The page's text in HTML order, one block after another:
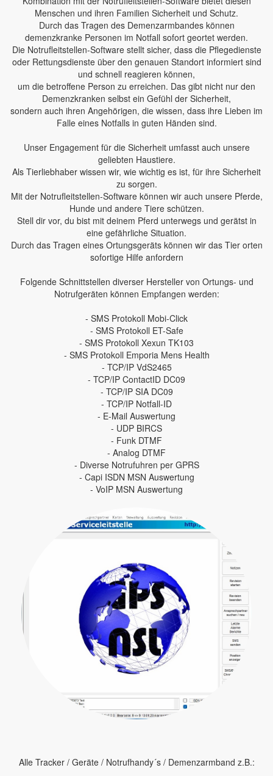
Menschen und ihren Familien Sicherheit und Schutz.
Durch das Tragen des Demenzarmbandes können
demenzkranke Personen im Notfall sofort geortet werden.
Die Notrufleitstellen-Software stellt sicher, dass die Pflegedienste
oder Rettungsdienste über den genauen Standort informiert sind
und schnell reagieren können,
um die betroffene Person zu erreichen. Das gibt nicht nur den
Demenzkranken selbst ein Gefühl der Sicherheit,
sondern auch ihren Angehörigen, die wissen, dass ihre Lieben im
Falle eines Notfalls in guten Händen sind.
Unser Engagement für die Sicherheit umfasst auch unsere
geliebten Haustiere.
Als Tierliebhaber wissen wir, wie wichtig es ist, für ihre Sicherheit
zu sorgen.
Mit der Notrufleitstellen-Software können wir auch unsere Pferde,
Hunde und andere Tiere schützen.
Stell dir vor, du bist mit deinem Pferd unterwegs und gerätst in
eine gefährliche Situation.
Durch das Tragen eines Ortungsgeräts können wir das Tier orten
sofortige Hilfe anfordern
Folgende Schnittstellen diverser Hersteller von Ortungs- und
Notrufgeräten können Empfangen werden:
- SMS Protokoll Mobi-Click
- SMS Protokoll ET-Safe
- SMS Protokoll Xexun TK103
- SMS Protokoll Emporia Mens Health
- TCP/IP VdS2465
- TCP/IP ContactID DC09
- TCP/IP SIA DC09
- TCP/IP Notfall-ID
- E-Mail Auswertung
- UDP BIRCS
- Funk DTMF
- Analog DTMF
- Diverse Notrufuhren per GPRS
- Capi ISDN MSN Auswertung
- VoIP MSN Auswertung
Alle Tracker / Geräte / Notrufhandy´s / Demenzarmband z.B.: